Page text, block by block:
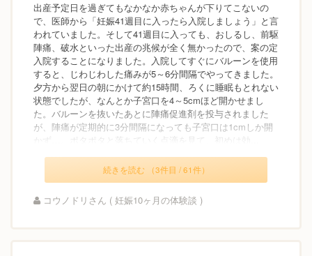
出産予定日を過ぎてもなかなか赤ちゃんが下りてこないの
で、医師から「妊娠41週目に入ったら入院しましょう」と言
われていました。そして41週目に入っても、おしるし、前駆
陣痛、破水といった出産の兆候が全く無かったので、案の定
入院することになりました。入院してすぐにバルーンを使用
すると、じわじわした痛みが5～6分間隔でやってきました。
夕方から翌日の朝にかけて約15時間、ろくに睡眠もとれない
状態でしたが、なんとか子宮口を4～5cmほど開かせまし
た。バルーンを抜いたあとに陣痛促進剤を投与されました
が、陣痛が定期的に3分間隔になっても子宮口は1cmしか開
かず…。ポタポタと落ちていく点滴を見て、初めは効...
続きを読む （3件目 / 61件）
コウノドリさん ( 妊娠10ヶ月の体験談 )